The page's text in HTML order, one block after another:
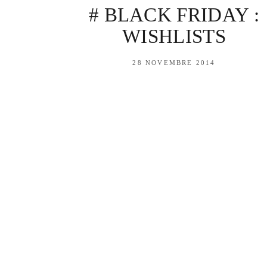
# BLACK FRIDAY :
WISHLISTS
28 NOVEMBRE 2014